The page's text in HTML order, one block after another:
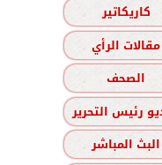
كاريكاتير
مقالات الرأي
الصحف
رئيس التحرير
البث المباشر